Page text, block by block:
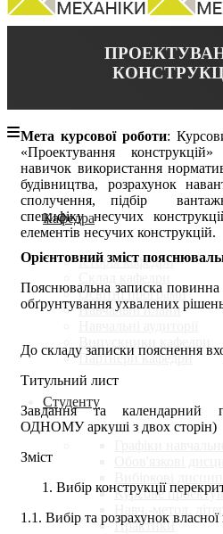
Кафедра
Історія кафедри
Освітні програми
Навчальні плани
Партнери кафедри
Студенту
Курсове
Навч.-метод.
Практики
Мета курсової роботи:
«Проектування
навичок використання
будівництва, розрахунок
сполучення, підбір
специфіку несучих
елементів несучих конструкцій.
Орієнтовний зміст
Пояснювальна записка повинна
обґрунтування ухвалених
До складу записки пояснення
Титульний лист
Завдання та календарний
ОДНОМУ аркуші з двох сторін)
Зміст
Вибір конструкції
1.1. Вибір та розрахунок власної